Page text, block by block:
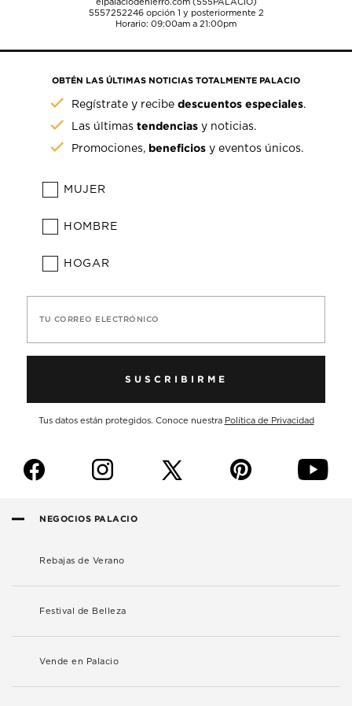
elpalaciodehierro.com (555PALACIO)
5557252246opción 1 y posteriormente 2
Horario: 09:00am a 21:00pm
OBTÉN LAS ÚLTIMAS NOTICIAS TOTALMENTE PALACIO
Regístrate y recibedescuentos especiales.
Las últimastendencias y noticias.
Promociones, beneficios y eventos únicos.
MUJER
HOMBRE
HOGAR
TU CORREO ELECTRÓNICO
SUSCRIBIRME
Tus datos están protegidos. Conoce nuestra Política de Privacidad
f i p y
NEGOCIOS PALACIO
Rebajas de Verano
Festival de Belleza
Vende en Palacio